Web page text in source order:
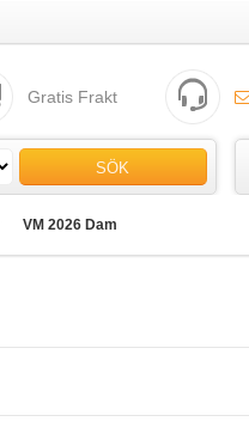
Gratis Frakt
SÖK
VM 2026 Dam